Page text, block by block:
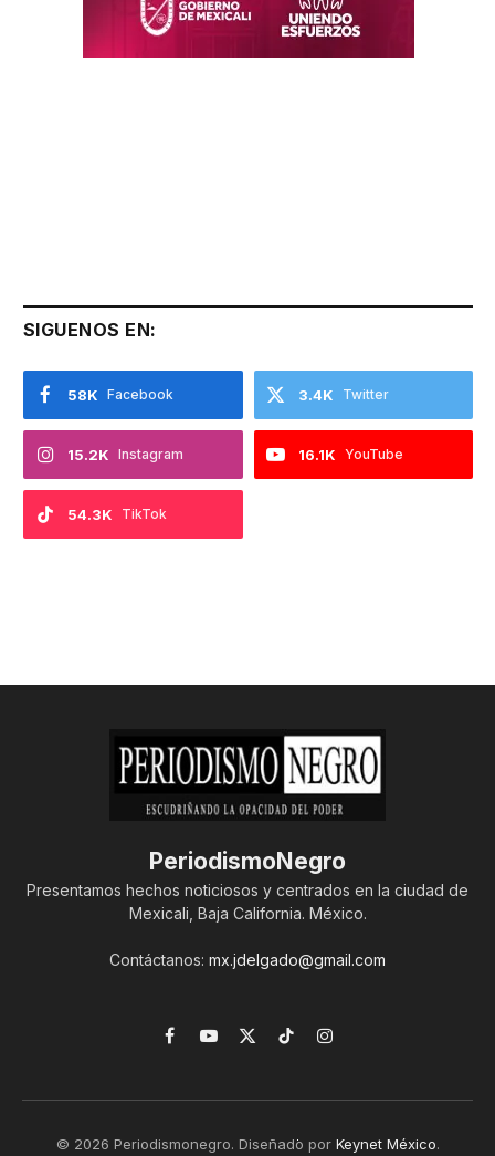
SIGUENOS EN:
Facebook
58K Twitter
3.4K
Instagram
15.2K YouTube
16.1K
TikTok
54.3K
PeriodismoNegro
Presentamos hechos noticiosos y centrados en la ciudad de
Mexicali, Baja California. México.
Contáctanos: mx.jdelgado@gmail.com
Facebook
YouTube
X
TikTokInstagram
© 2026 Periodismonegro. Diseñado por Keynet México.